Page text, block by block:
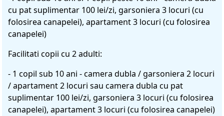
cu pat suplimentar 100 lei/zi, garsoniera 3 locuri (cu
folosirea canapelei), apartament 3 locuri (cu folosirea
canapelei)
Facilitati copii cu 2 adulti:
- 1 copil sub 10 ani - camera dubla / garsoniera 2 locuri
/ apartament 2 locuri sau camera dubla cu pat
suplimentar 100 lei/zi, garsoniera 3 locuri (cu folosirea
canapelei), apartament 3 locuri (cu folosirea canapelei)